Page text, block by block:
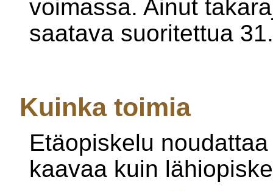
voimassa. Ainut
saatava suoritettua
Kuinka toimia
Etäopiskelu
kaavaa kuin